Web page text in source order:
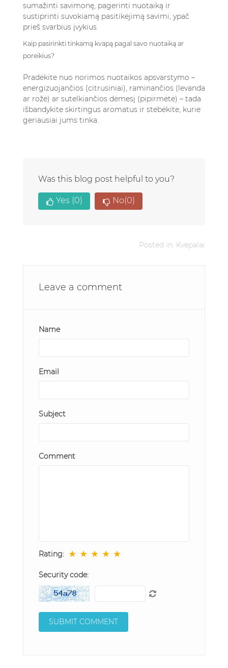
sumažinti savimonę, pagerinti nuotaiką ir
sustiprinti suvokiamą pasitikėjimą savimi, ypač
prieš svarbius įvykius.
Kaip pasirinkti tinkamą kvapą pagal savo nuotaiką ar
poreikius?
Pradėkite nuo norimos nuotaikos apsvarstymo –
energizuojančios (citrusiniai), raminančios (levanda
ar rožė) ar sutelkiančios dėmesį (pipirmėtė) – tada
išbandykite skirtingus aromatus ir stebėkite, kurie
geriausiai jums tinka.
Was this blog post helpful to you?
Yes (0) No(0)
Posted in: Kvepalai
Leave a comment
Name
Email
Subject
Comment
Rating: ★ ★ ★ ★ ★
Security code: